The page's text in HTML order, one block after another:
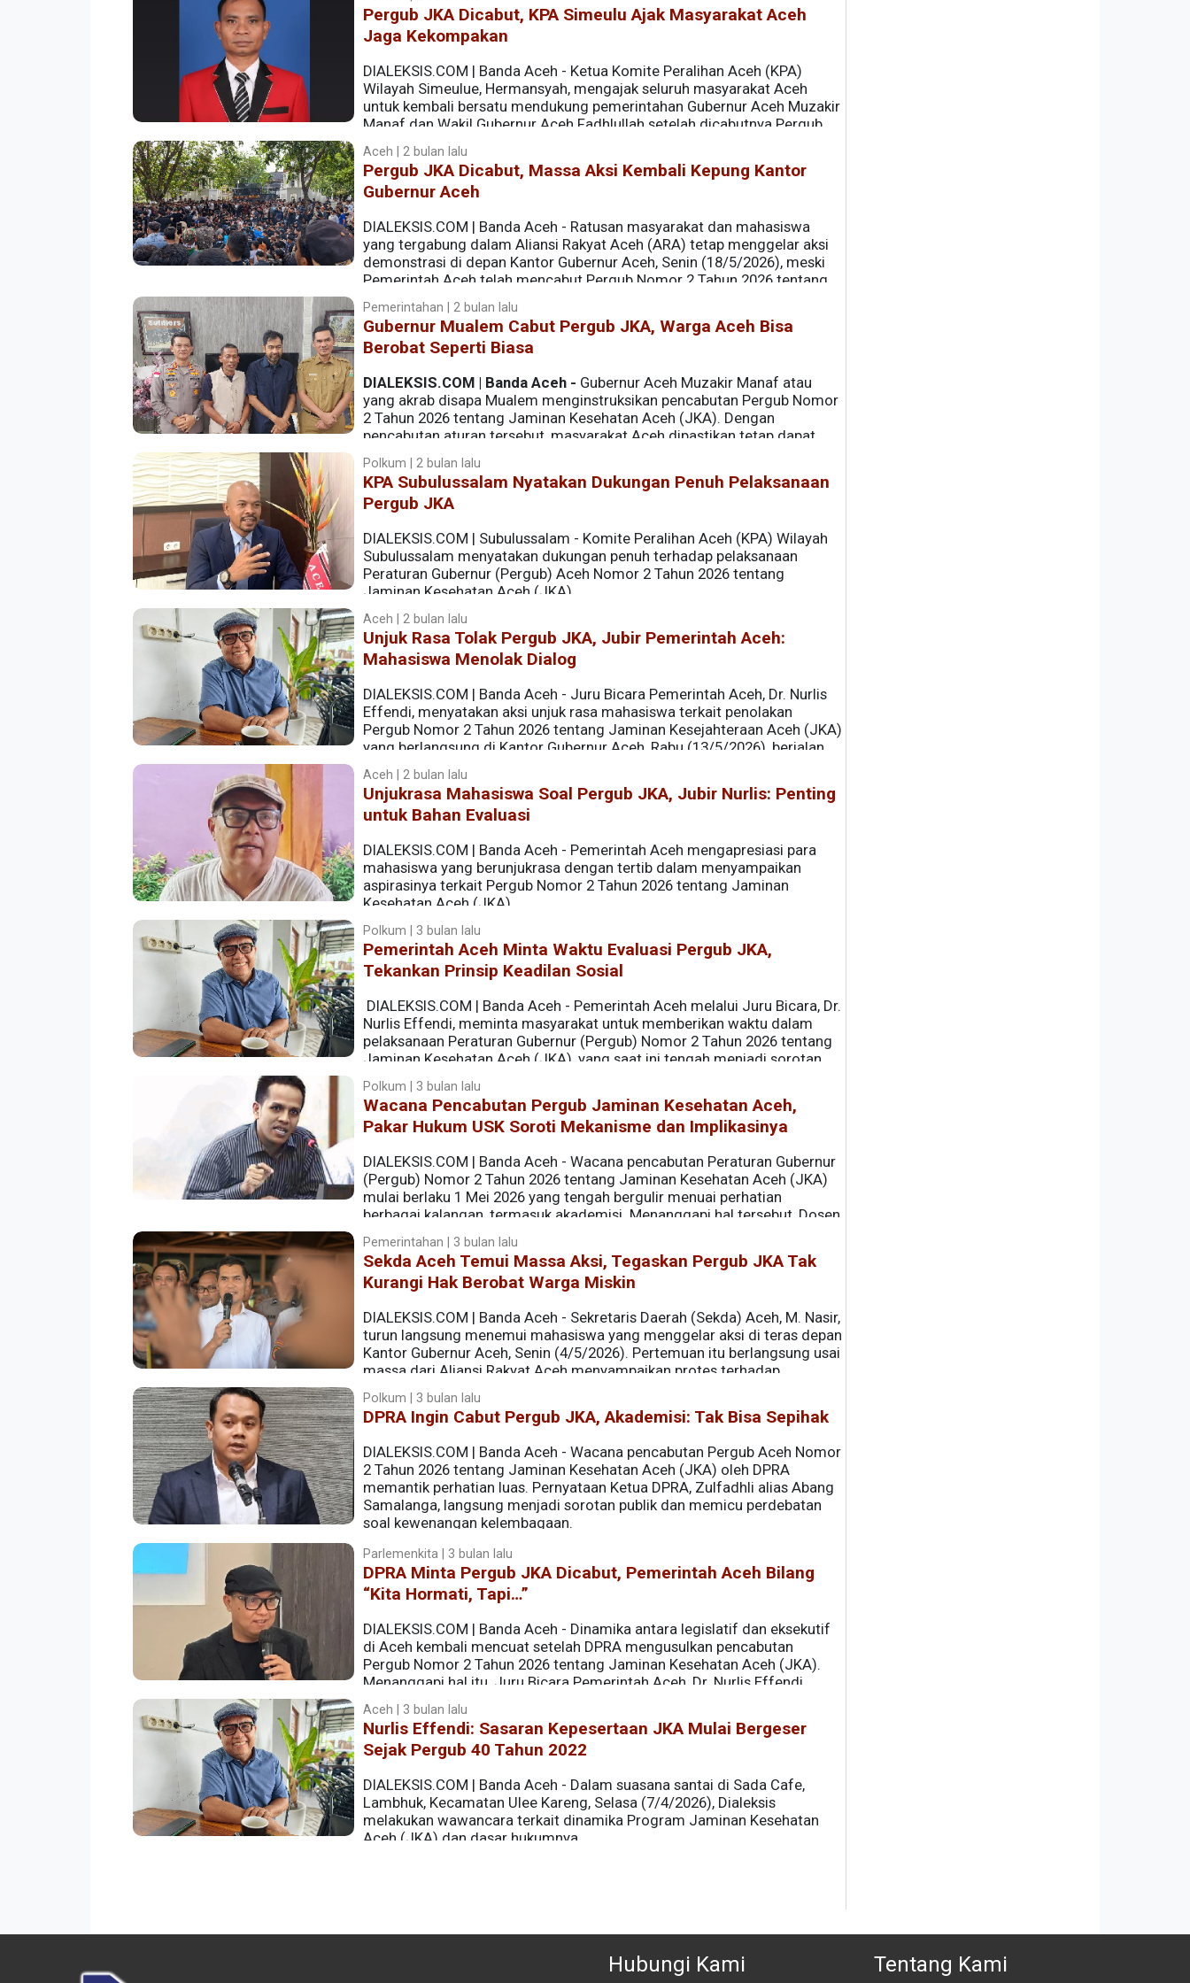
Pergub JKA Dicabut, KPA Simeulu Ajak Masyarakat Aceh
Jaga Kekompakan
DIALEKSIS.COM | Banda Aceh - Ketua Komite Peralihan Aceh (KPA)
Wilayah Simeulue, Hermansyah, mengajak seluruh masyarakat Aceh
untuk kembali bersatu mendukung pemerintahan Gubernur Aceh Muzakir
Manaf dan Wakil Gubernur Aceh Fadhlullah setelah dicabutnya Pergub
Nomor 2 Tahun 2026 tentang Jaminan Kesehatan Aceh (JKA).
Aceh | 2 bulan lalu
Pergub JKA Dicabut, Massa Aksi Kembali Kepung Kantor
Gubernur Aceh
DIALEKSIS.COM | Banda Aceh - Ratusan masyarakat dan mahasiswa
yang tergabung dalam Aliansi Rakyat Aceh (ARA) tetap menggelar aksi
demonstrasi di depan Kantor Gubernur Aceh, Senin (18/5/2026), meski
Pemerintah Aceh telah mencabut Pergub Nomor 2 Tahun 2026 tentang
Jaminan Kesehatan Aceh berbasis desil.
Pemerintahan | 2 bulan lalu
Gubernur Mualem Cabut Pergub JKA, Warga Aceh Bisa
Berobat Seperti Biasa
DIALEKSIS.COM | Banda Aceh - Gubernur Aceh Muzakir Manaf atau
yang akrab disapa Mualem menginstruksikan pencabutan Pergub Nomor
2 Tahun 2026 tentang Jaminan Kesehatan Aceh (JKA). Dengan
pencabutan aturan tersebut, masyarakat Aceh dipastikan tetap dapat
memperoleh layanan kesehatan seperti biasa.
Polkum | 2 bulan lalu
KPA Subulussalam Nyatakan Dukungan Penuh Pelaksanaan
Pergub JKA
DIALEKSIS.COM | Subulussalam - Komite Peralihan Aceh (KPA) Wilayah
Subulussalam menyatakan dukungan penuh terhadap pelaksanaan
Peraturan Gubernur (Pergub) Aceh Nomor 2 Tahun 2026 tentang
Jaminan Kesehatan Aceh (JKA).
Aceh | 2 bulan lalu
Unjuk Rasa Tolak Pergub JKA, Jubir Pemerintah Aceh:
Mahasiswa Menolak Dialog
DIALEKSIS.COM | Banda Aceh - Juru Bicara Pemerintah Aceh, Dr. Nurlis
Effendi, menyatakan aksi unjuk rasa mahasiswa terkait penolakan
Pergub Nomor 2 Tahun 2026 tentang Jaminan Kesejahteraan Aceh (JKA)
yang berlangsung di Kantor Gubernur Aceh, Rabu (13/5/2026), berjalan
sesuai aturan yang berlaku
Aceh | 2 bulan lalu
Unjukrasa Mahasiswa Soal Pergub JKA, Jubir Nurlis: Penting
untuk Bahan Evaluasi
DIALEKSIS.COM | Banda Aceh - Pemerintah Aceh mengapresiasi para
mahasiswa yang berunjukrasa dengan tertib dalam menyampaikan
aspirasinya terkait Pergub Nomor 2 Tahun 2026 tentang Jaminan
Kesehatan Aceh (JKA).
Polkum | 3 bulan lalu
Pemerintah Aceh Minta Waktu Evaluasi Pergub JKA,
Tekankan Prinsip Keadilan Sosial
DIALEKSIS.COM | Banda Aceh - Pemerintah Aceh melalui Juru Bicara, Dr.
Nurlis Effendi, meminta masyarakat untuk memberikan waktu dalam
pelaksanaan Peraturan Gubernur (Pergub) Nomor 2 Tahun 2026 tentang
Jaminan Kesehatan Aceh (JKA), yang saat ini tengah menjadi sorotan
Polkum | 3 bulan lalu
Wacana Pencabutan Pergub Jaminan Kesehatan Aceh,
Pakar Hukum USK Soroti Mekanisme dan Implikasinya
DIALEKSIS.COM | Banda Aceh - Wacana pencabutan Peraturan Gubernur
(Pergub) Nomor 2 Tahun 2026 tentang Jaminan Kesehatan Aceh (JKA)
mulai berlaku 1 Mei 2026 yang tengah bergulir menuai perhatian
berbagai kalangan, termasuk akademisi. Menanggapi hal tersebut, Dosen
Fakultas Hukum Universitas Syiah Kuala (USK), Dr. Zainal Abidin, S.H., M.Si., M.H., memberikan pandangan
hukum terkait mekanisme pencabutan peraturan perundang-undangan beserta implikasinya.
Pemerintahan | 3 bulan lalu
Sekda Aceh Temui Massa Aksi, Tegaskan Pergub JKA Tak
Kurangi Hak Berobat Warga Miskin
DIALEKSIS.COM | Banda Aceh - Sekretaris Daerah (Sekda) Aceh, M. Nasir,
turun langsung menemui mahasiswa yang menggelar aksi di teras depan
Kantor Gubernur Aceh, Senin (4/5/2026). Pertemuan itu berlangsung usai
massa dari Aliansi Rakyat Aceh menyampaikan protes terhadap
Peraturan Gubernur (Pergub) Aceh Nomor 2 Tahun 2026 tentang Jaminan Kesehatan Aceh (JKA).
Polkum | 3 bulan lalu
DPRA Ingin Cabut Pergub JKA, Akademisi: Tak Bisa Sepihak
DIALEKSIS.COM | Banda Aceh - Wacana pencabutan Pergub Aceh Nomor
2 Tahun 2026 tentang Jaminan Kesehatan Aceh (JKA) oleh DPRA
memantik perhatian luas. Pernyataan Ketua DPRA, Zulfadhli alias Abang
Samalanga, langsung menjadi sorotan publik dan memicu perdebatan
soal kewenangan kelembagaan.
Parlemenkita | 3 bulan lalu
DPRA Minta Pergub JKA Dicabut, Pemerintah Aceh Bilang
“Kita Hormati, Tapi…”
DIALEKSIS.COM | Banda Aceh - Dinamika antara legislatif dan eksekutif
di Aceh kembali mencuat setelah DPRA mengusulkan pencabutan
Pergub Nomor 2 Tahun 2026 tentang Jaminan Kesehatan Aceh (JKA).
Menanggapi hal itu, Juru Bicara Pemerintah Aceh, Dr. Nurlis Effendi,
menyatakan sikap menghormati, namun sekaligus memberi sinyal perlunya kajian yang lebih mendalam.
Aceh | 3 bulan lalu
Nurlis Effendi: Sasaran Kepesertaan JKA Mulai Bergeser
Sejak Pergub 40 Tahun 2022
DIALEKSIS.COM | Banda Aceh - Dalam suasana santai di Sada Cafe,
Lambhuk, Kecamatan Ulee Kareng, Selasa (7/4/2026), Dialeksis
melakukan wawancara terkait dinamika Program Jaminan Kesehatan
Aceh (JKA) dan dasar hukumnya.
Hubungi Kami Tentang Kami